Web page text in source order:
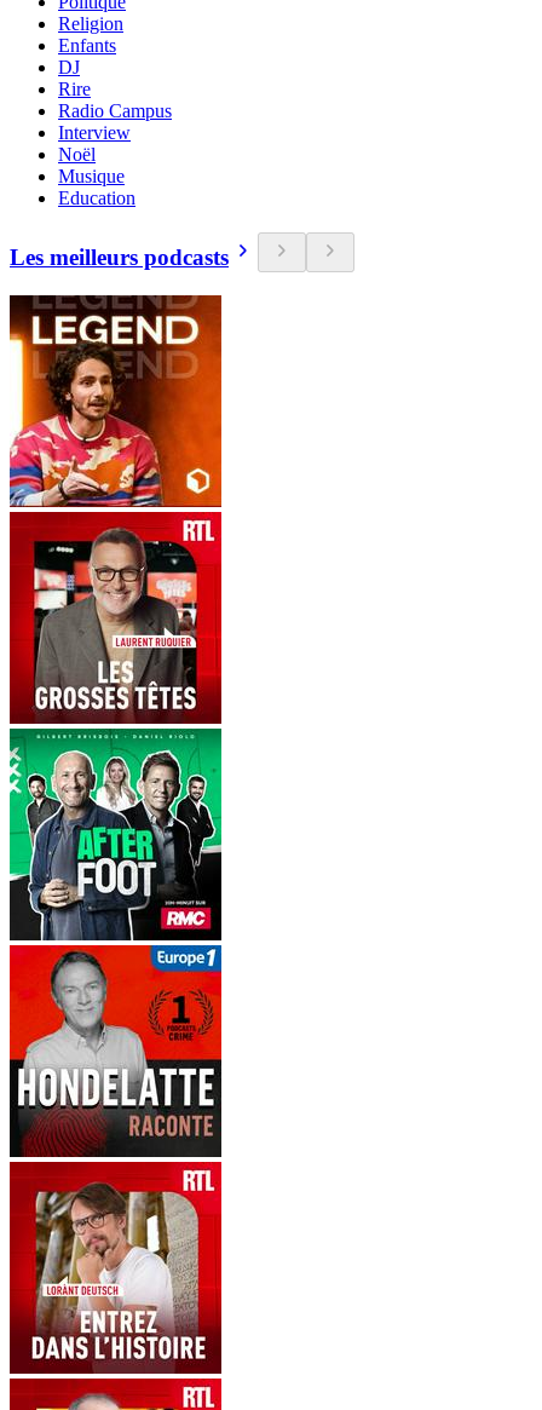
Religion
Enfants
DJ
Rire
Radio Campus
Interview
Noël
Musique
Education
Les meilleurs podcasts